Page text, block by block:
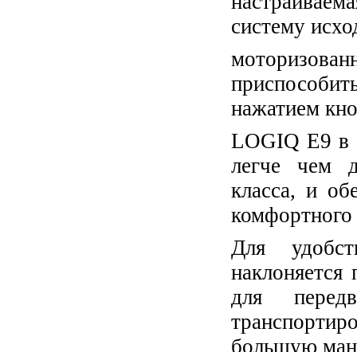
систему
нажатием
LOGIQ E9 в
легче чем
класса, и
Для
для
большую